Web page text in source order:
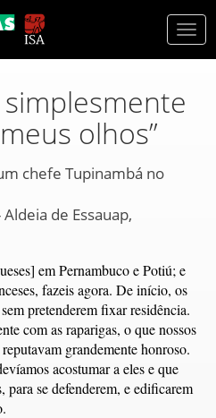
olhos”
chefe Tupinambá no
Aldeia de Essauap,
em Pernambuco e Potiú; e
fazeis agora. De início, os
pretenderem fixar residência.
com as raparigas, o que nossos
grandemente honroso.
acostumar a eles e que
para se defenderem, e edificarem